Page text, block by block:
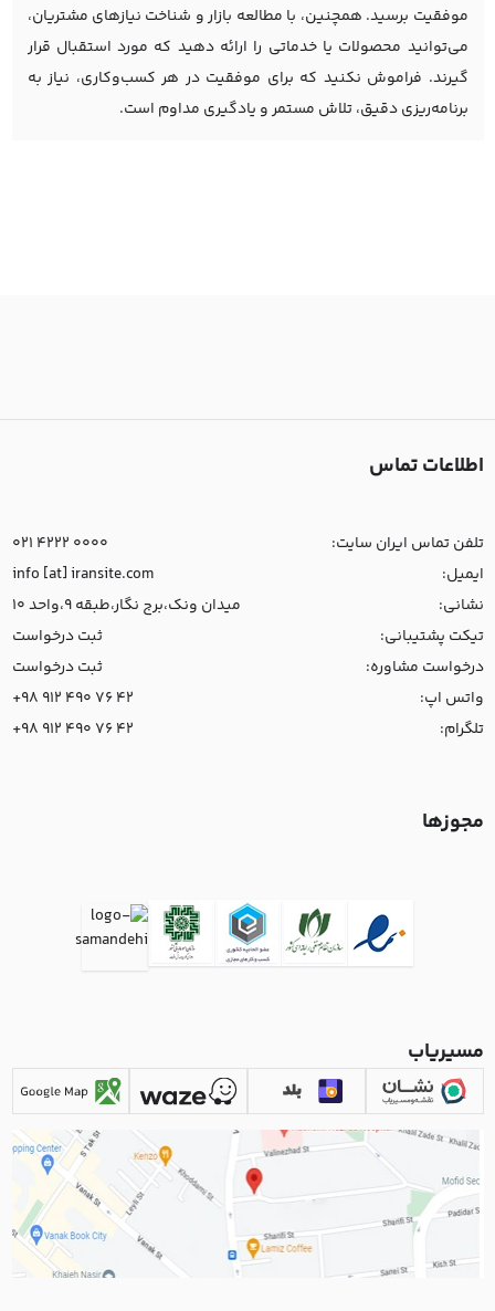
موفقیت برسید. همچنین، با مطالعه بازار و شناخت نیازهای مشتریان،
می‌توانید محصولات یا خدماتی را ارائه دهید که مورد استقبال قرار
گیرند. فراموش نکنید که برای موفقیت در هر کسب‌وکاری، نیاز به
برنامه‌ریزی دقیق، تلاش مستمر و یادگیری مداوم است.
اطلاعات تماس
تلفن تماس ایران سایت:
021 4222 0000
ایمیل:
info [at] iransite.com
نشانی:
میدان ونک،برج نگار،طبقه 9،واحد 10
تیکت پشتیبانی:
ثبت درخواست
درخواست مشاوره:
ثبت درخواست
واتس اپ:
+98 912 490 76 42
تلگرام:
+98 912 490 76 42
مجوزها
مسیریاب